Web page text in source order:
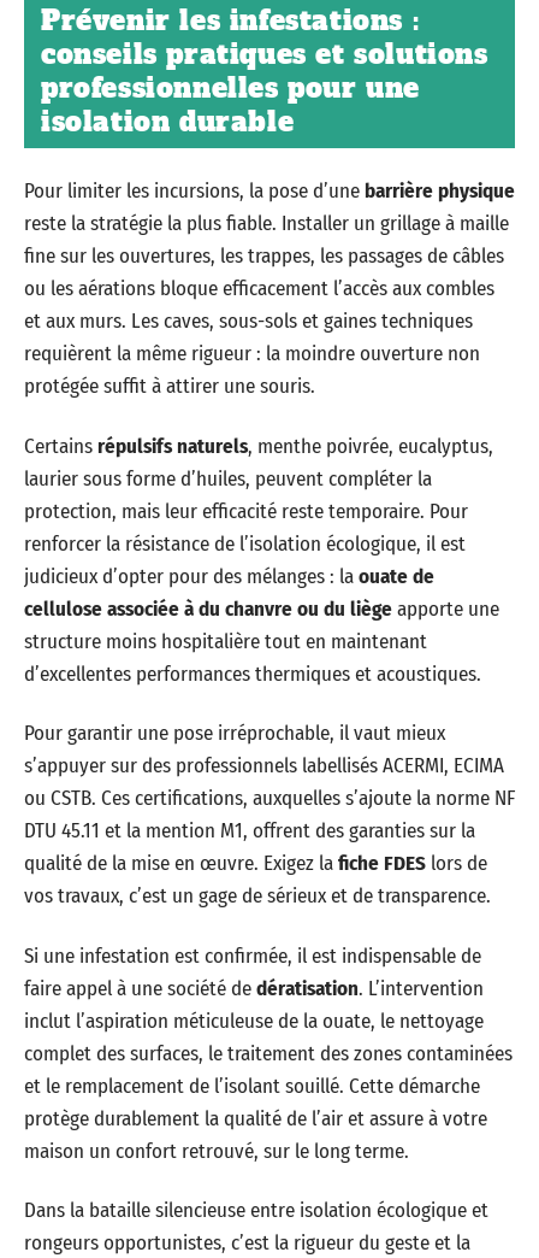
Prévenir les infestations :
conseils pratiques et solutions
professionnelles pour une
isolation durable
Pour limiter les incursions, la pose d’une barrière physique
reste la stratégie la plus fiable. Installer un grillage à maille
fine sur les ouvertures, les trappes, les passages de câbles
ou les aérations bloque efficacement l’accès aux combles
et aux murs. Les caves, sous-sols et gaines techniques
requièrent la même rigueur : la moindre ouverture non
protégée suffit à attirer une souris.
Certainsrépulsifs naturels, menthe poivrée, eucalyptus,
laurier sous forme d’huiles, peuvent compléter la
protection, mais leur efficacité reste temporaire. Pour
renforcer la résistance de l’isolation écologique, il est
judicieux d’opter pour des mélanges : laouate de
cellulose associée à du chanvre ou du liègeapporte une
structure moins hospitalière tout en maintenant
d’excellentes performances thermiques et acoustiques.
Pour garantir une pose irréprochable, il vaut mieux
s’appuyer sur des professionnels labellisés ACERMI, ECIMA
ou CSTB. Ces certifications, auxquelles s’ajoute la norme NF
DTU 45.11 et la mention M1, offrent des garanties sur la
qualité de la mise en œuvre. Exigez lafiche FDES lors de
vos travaux, c’est un gage de sérieux et de transparence.
Si une infestation est confirmée, il est indispensable de
faire appel à une société dedératisation. L’intervention
inclut l’aspiration méticuleuse de la ouate, le nettoyage
complet des surfaces, le traitement des zones contaminées
et le remplacement de l’isolant souillé. Cette démarche
protège durablement la qualité de l’air et assure à votre
maison un confort retrouvé, sur le long terme.
Dans la bataille silencieuse entre isolation écologique et
rongeurs opportunistes, c’est la rigueur du geste et la